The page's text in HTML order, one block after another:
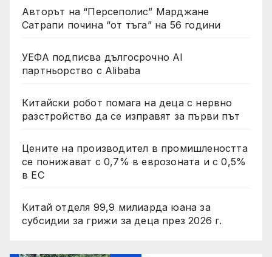
Авторът на “Персеполис” Марджане
Сатрапи почина “от тъга” на 56 години
УЕФА подписва дългосрочно AI
партньорство с Alibaba
Китайски робот помага на деца с нервно
разстройство да се изправят за първи път
Цените на производител в промишлеността
се понижават с 0,7% в еврозоната и с 0,5%
в ЕС
Китай отделя 99,9 милиарда юана за
субсидии за грижи за деца през 2026 г.